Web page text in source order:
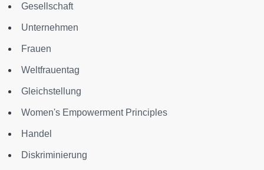
Gesellschaft
Unternehmen
Frauen
Weltfrauentag
Gleichstellung
Women's Empowerment Principles
Handel
Diskriminierung